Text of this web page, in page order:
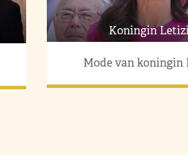
Koningin
Mode van koningin